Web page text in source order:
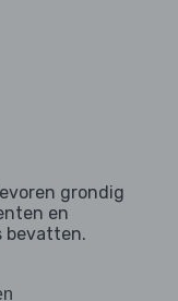
grondig
en
bevatten.